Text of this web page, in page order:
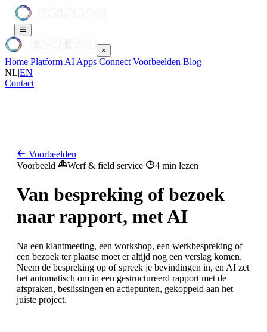
×
Home Platform AI Apps Connect Voorbeelden Blog
NL|EN
Contact
Voorbeelden
Voorbeeld
Werf & field service 4 min lezen
Van bespreking of bezoek
naar rapport, met AI
Na een klantmeeting, een workshop, een werkbespreking of
een bezoek ter plaatse moet er altijd nog een verslag komen.
Neem de bespreking op of spreek je bevindingen in, en AI zet
het automatisch om in een gestructureerd rapport met de
afspraken, beslissingen en actiepunten, gekoppeld aan het
juiste project.